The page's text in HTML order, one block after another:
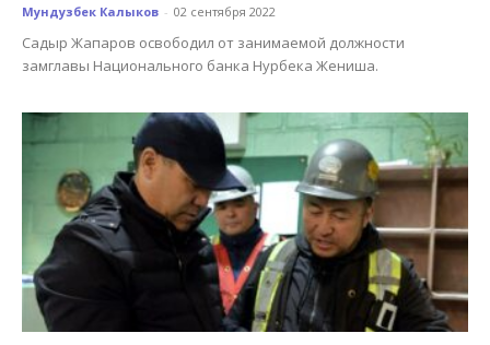
Мундузбек Калыков - 02 сентября 2022
Садыр Жапаров освободил от занимаемой должности
замглавы Национального банка Нурбека Жениша.